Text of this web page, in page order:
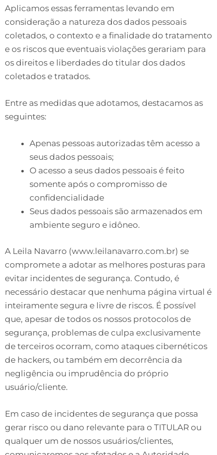
Aplicamos essas ferramentas levando em
consideração a natureza dos dados pessoais
coletados, o contexto e a finalidade do tratamento
e os riscos que eventuais violações gerariam para
os direitos e liberdades do titular dos dados
coletados e tratados.
Entre as medidas que adotamos, destacamos as
seguintes:
Apenas pessoas autorizadas têm acesso a
seus dados pessoais;
O acesso a seus dados pessoais é feito
somente após o compromisso de
confidencialidade
Seus dados pessoais são armazenados em
ambiente seguro e idôneo.
A Leila Navarro (www.leilanavarro.com.br) se
compromete a adotar as melhores posturas para
evitar incidentes de segurança. Contudo, é
necessário destacar que nenhuma página virtual é
inteiramente segura e livre de riscos. É possível
que, apesar de todos os nossos protocolos de
segurança, problemas de culpa exclusivamente
de terceiros ocorram, como ataques cibernéticos
de hackers, ou também em decorrência da
negligência ou imprudência do próprio
usuário/cliente.
Em caso de incidentes de segurança que possa
gerar risco ou dano relevante para o TITULAR ou
qualquer um de nossos usuários/clientes,